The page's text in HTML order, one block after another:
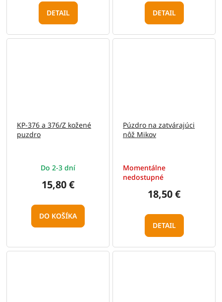
DETAIL DETAIL
KP-376 a 376/Z kožené
puzdro
Do 2-3 dní
15,80 €
DO KOŠÍKA
Púzdro na zatvárajúci
nôž Mikov
Momentálne
nedostupné
18,50 €
DETAIL